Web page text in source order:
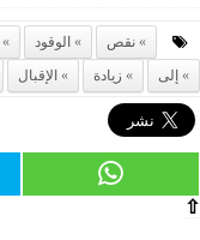
نقص الوقود
إلى
زيادة الإقبال
⇧